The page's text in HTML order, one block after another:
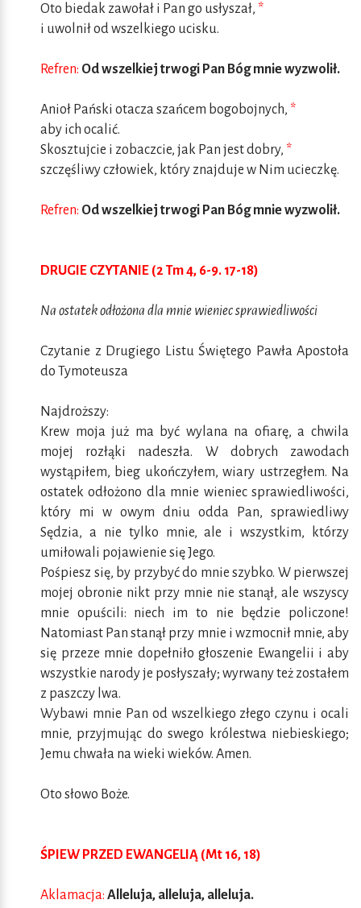
Oto biedak zawołał i Pan go usłyszał, *
i uwolnił od wszelkiego ucisku.
Refren: Od wszelkiej trwogi Pan Bóg mnie wyzwolił.
Anioł Pański otacza szańcem bogobojnych, *
aby ich ocalić.
Skosztujcie i zobaczcie, jak Pan jest dobry, *
szczęśliwy człowiek, który znajduje w Nim ucieczkę.
Refren: Od wszelkiej trwogi Pan Bóg mnie wyzwolił.
DRUGIE CZYTANIE (2 Tm 4, 6-9. 17-18)
Na ostatek odłożona dla mnie wieniec sprawiedliwości
Czytanie z Drugiego Listu Świętego Pawła Apostoła
do Tymoteusza
Najdroższy:
Krew moja już ma być wylana na ofiarę, a chwila
mojej rozłąki nadeszła. W dobrych zawodach
wystąpiłem, bieg ukończyłem, wiary ustrzegłem. Na
ostatek odłożono dla mnie wieniec sprawiedliwości,
który mi w owym dniu odda Pan, sprawiedliwy
Sędzia, a nie tylko mnie, ale i wszystkim, którzy
umiłowali pojawienie się Jego.
Pośpiesz się, by przybyć do mnie szybko. W pierwszej
mojej obronie nikt przy mnie nie stanął, ale wszyscy
mnie opuścili: niech im to nie będzie policzone!
Natomiast Pan stanął przy mnie i wzmocnił mnie, aby
się przeze mnie dopełniło głoszenie Ewangelii i aby
wszystkie narody je posłyszały; wyrwany też zostałem
z paszczy lwa.
Wybawi mnie Pan od wszelkiego złego czynu i ocali
mnie, przyjmując do swego królestwa niebieskiego;
Jemu chwała na wieki wieków. Amen.
Oto słowo Boże.
ŚPIEW PRZED EWANGELIĄ (Mt 16, 18)
Aklamacja: Alleluja, alleluja, alleluja.